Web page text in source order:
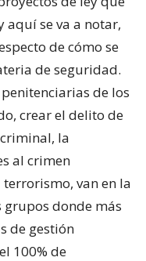
aquí se va a notar,
de cómo se
de seguridad.
de los
crear el delito de
la
al crimen
van en la
grupos donde más
de gestión
100% de